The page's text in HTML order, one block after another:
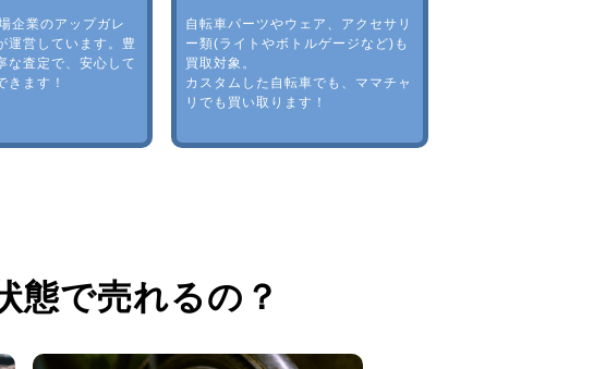
企業のアップガレ
運営しています。豊
な査定で、安心して
きます！
自転車パーツやウェア、アクセサリ
ー類(ライトやボトルゲージなど)も
買取対象。
カスタムした自転車でも、ママチャ
リでも買い取ります！
態で売れるの？